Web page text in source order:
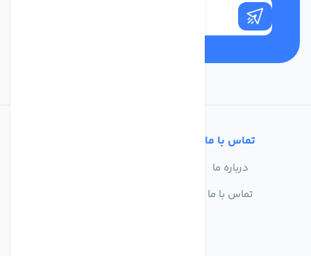
تماس با ما
درباره ما
تماس با ما